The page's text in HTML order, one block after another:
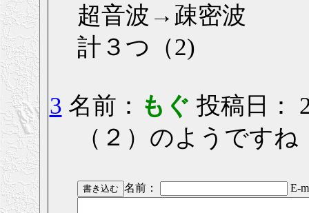
超音波→疎密波
計３つ（2)
3 名前： もぐ 投稿日：
（２）のようですね
名前： E-